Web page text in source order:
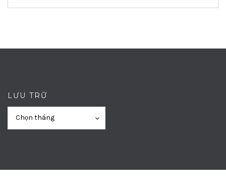
LƯU TRỮ
Chọn tháng